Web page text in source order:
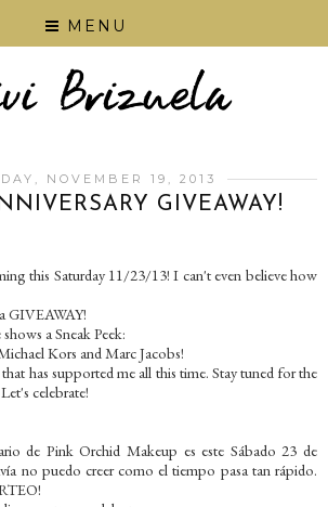
MENU
NOVEMBER 19, 2013
GIVEAWAY!
this Saturday 11/23/13! I can't even believe how
GIVEAWAY!
a Sneak Peek:
Kors and Marc Jacobs!
has supported me all this time. Stay tuned for the
celebrate!
de Pink Orchid Makeup es este Sábado 23 de
no puedo creer como el tiempo pasa tan rápido.